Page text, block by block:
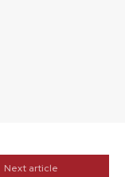
Next article